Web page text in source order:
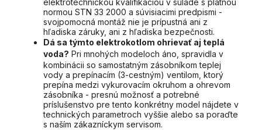
elektrotechnickou kvalifikáciou v súlade s platnou
normou STN 33 2000 a súvisiacimi predpismi -
svojpomocná montáž nie je prípustná ani z
hľadiska záruky, ani z hľadiska bezpečnosti.
Dá sa týmto elektrokotlom ohrievať aj teplá
voda? Pri mnohých modeloch áno, spravidla v
kombinácii so samostatným zásobníkom teplej
vody a prepínacím (3-cestným) ventilom, ktorý
prepína medzi vykurovacím okruhom a ohrevom
zásobníka - presnú možnosť a potrebné
príslušenstvo pre tento konkrétny model nájdete v
technických parametroch vyššie alebo sa poraďte
s naším zákazníckym servisom.